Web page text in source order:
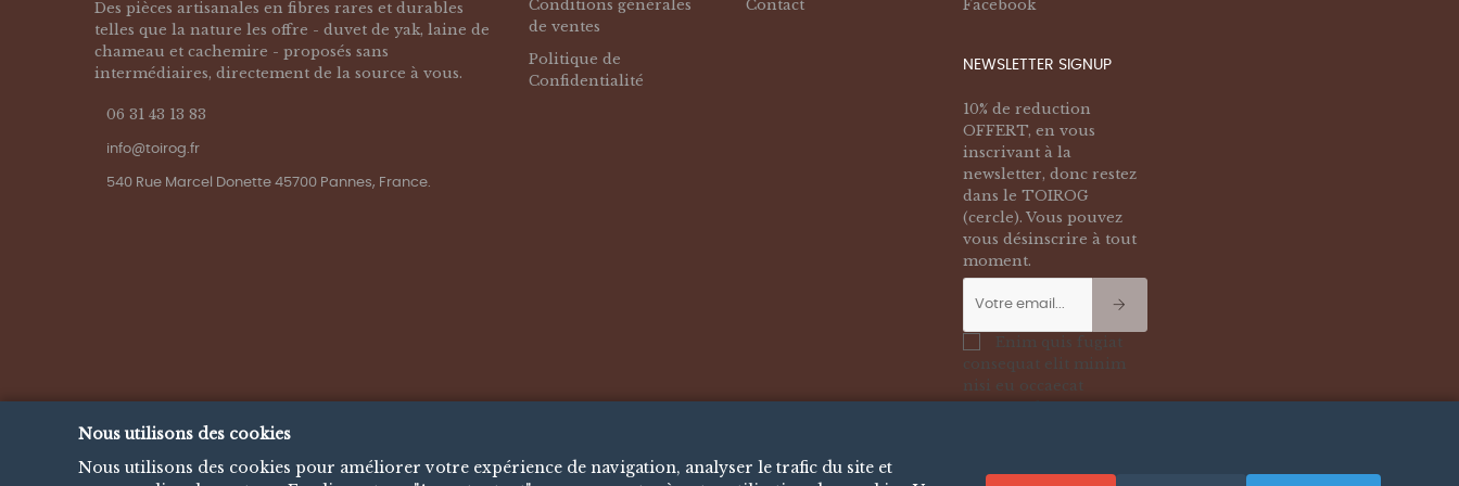
Nous utilisons des cookies
Nous utilisons des cookies pour améliorer votre expérience de navigation, analyser le trafic du site et
Des pièces artisanales en fibres rares et durables
telles que la nature les offre - duvet de yak, laine de
chameau et cachemire - proposés sans
intermédiaires, directement de la source à vous.
06 31 43 13 83
info@toirog.fr
540 Rue Marcel Donette 45700 Pannes, France.
Conditions générales
de ventes
Politique de
Confidentialité
Contact
Facebook
NEWSLETTER SIGNUP
10% de reduction
OFFERT, en vous
inscrivant à la
newsletter, donc restez
dans le TOIROG
(cercle). Vous pouvez
vous désinscrire à tout
moment.
Enim quis fugiat
consequat elit minim
nisi eu occaecat
occaecat deserunt